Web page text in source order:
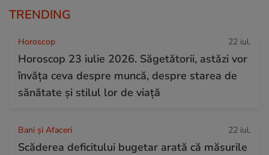
TRENDING
Horoscop 22 iul.
Horoscop 23 iulie 2026. Săgetătorii, astăzi vor
învăța ceva despre muncă, despre starea de
sănătate și stilul lor de viață
Bani și Afaceri 22 iul.
Scăderea deficitului bugetar arată că măsurile